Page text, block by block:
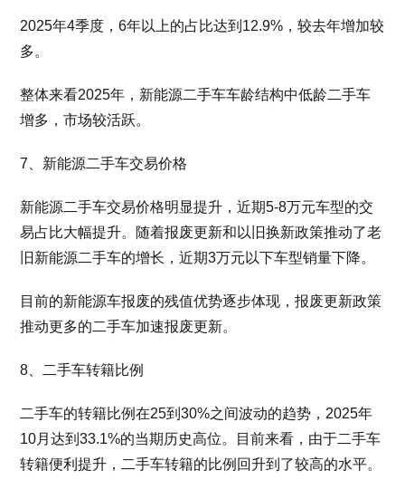
2025年4季度，6年以上的占比达到12.9%，较去年增加较
多。
整体来看2025年，新能源二手车车龄结构中低龄二手车
增多，市场较活跃。
7、新能源二手车交易价格
新能源二手车交易价格明显提升，近期5-8万元车型的交
易占比大幅提升。随着报废更新和以旧换新政策推动了老
旧新能源二手车的增长，近期3万元以下车型销量下降。
目前的新能源车报废的残值优势逐步体现，报废更新政策
推动更多的二手车加速报废更新。
8、二手车转籍比例
二手车的转籍比例在25到30%之间波动的趋势，2025年
10月达到33.1%的当期历史高位。目前来看，由于二手车
转籍便利提升，二手车转籍的比例回升到了较高的水平。